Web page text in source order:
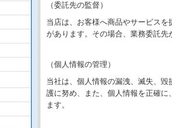
（委託先の監督）
当店は、お客様へ商品やサービス
があります。その場合、業務委託先
（個人情報の管理）
当社は、個人情報の漏洩、滅失、
護に努め、また、個人情報を正確
ます。